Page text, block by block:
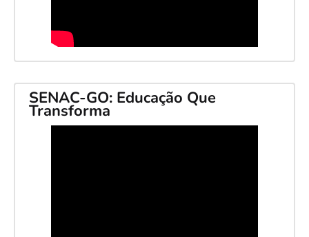
SENAC-GO: Educação Que
Transforma